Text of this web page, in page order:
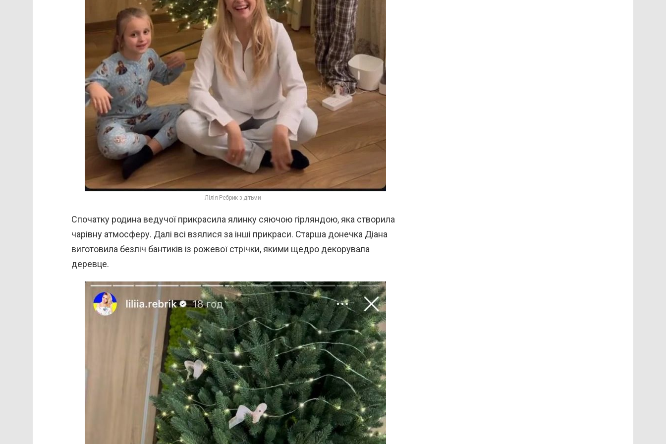
Лілія Ребрик з дітьми
Спочатку родина ведучої прикрасила ялинку сяючою гірляндою, яка створила
чарівну атмосферу. Далі всі взялися за інші прикраси. Старша донечка Діана
виготовила безліч бантиків із рожевої стрічки, якими щедро декорувала
деревце.